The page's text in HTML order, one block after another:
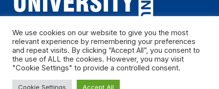
Bản quyền thuộc Trường Đại học Khoa học tự nhiên, Đại học Quốc
We use cookies on our website to give you the most
relevant experience by remembering your preferences
and repeat visits. By clicking “Accept All”, you consent to
the use of ALL the cookies. However, you may visit
"Cookie Settings" to provide a controlled consent.
Cookie Settings Accept All